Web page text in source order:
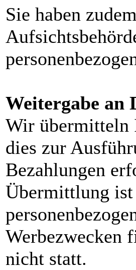
Sie haben
Weitergabe an
Wir übermitteln
dies zur
Bezahlungen
Übermittlung
Werbezwecken
nicht statt.